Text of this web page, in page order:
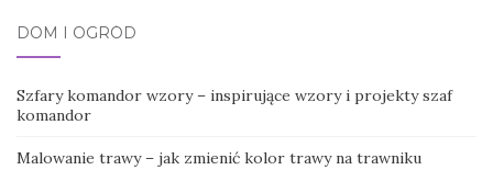
DOM I OGRÓD
Szfary komandor wzory – inspirujące wzory i projekty szaf
komandor
Malowanie trawy – jak zmienić kolor trawy na trawniku